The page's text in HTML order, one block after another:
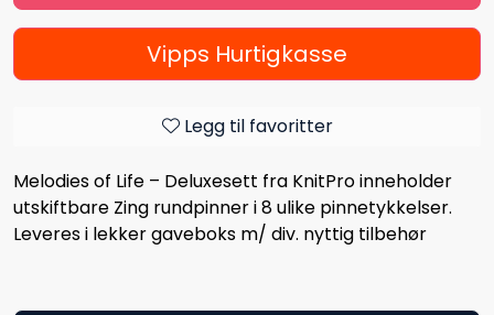
Vipps Hurtigkasse
Legg til favoritter
Melodies of Life – Deluxesett fra KnitPro inneholder
utskiftbare Zing rundpinner i 8 ulike pinnetykkelser.
Leveres i lekker gaveboks m/ div. nyttig tilbehør